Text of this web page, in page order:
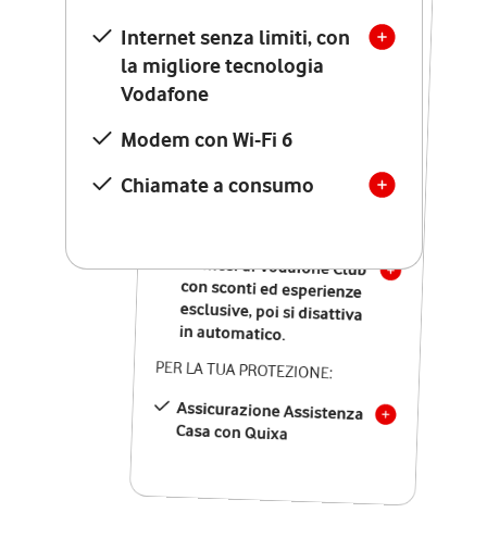
Internet senza limiti, con
la migliore tecnologia
Vodafone
Modem con Wi-Fi 6
Chiamate a consumo
Internet senza limiti, con
la migliore tecnologia
Vodafone
Modem Seven con Wi-Fi 7
Chiamate illimitate verso
numeri fissi e mobili
nazionali
12 mesi di Vodafone Club
con sconti ed esperienze
esclusive, poi si disattiva
in automatico.
PER LA TUA PROTEZIONE:
Assicurazione Assistenza
Casa con Quixa